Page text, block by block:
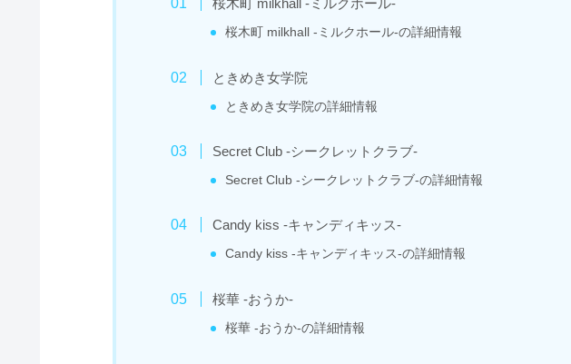
桜木町 milkhall -ミルクホール-
桜木町 milkhall -ミルクホール-の詳細情報
ときめき女学院
ときめき女学院の詳細情報
Secret Club -シークレットクラブ-
Secret Club -シークレットクラブ-の詳細情報
Candy kiss -キャンディキッス-
Candy kiss -キャンディキッス-の詳細情報
桜華 -おうか-
桜華 -おうか-の詳細情報